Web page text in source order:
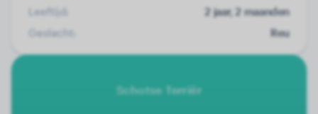
Leeftijd:
2 jaar, 2 maanden
Geslacht:
Reu
Schotse Terriër